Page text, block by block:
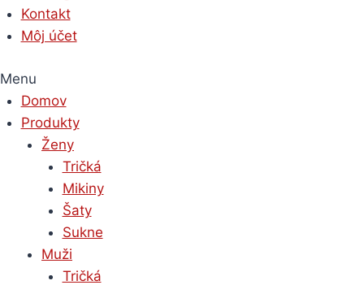
Kontakt
Môj účet
Menu
Domov
Produkty
Ženy
Tričká
Mikiny
Šaty
Sukne
Muži
Tričká